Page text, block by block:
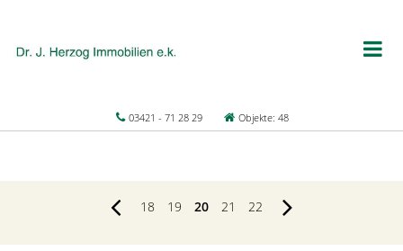
03421 - 71 28 29 Objekte: 48
18 19 20 21 22